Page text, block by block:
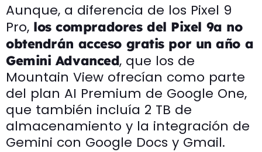
Aunque, a diferencia de los Pixel 9
Pro, los compradores del Pixel 9a no
obtendrán acceso gratis por un año a
Gemini Advanced, que los de
Mountain View ofrecían como parte
del plan AI Premium de Google One,
que también incluía 2 TB de
almacenamiento y la integración de
Gemini con Google Docs y Gmail.